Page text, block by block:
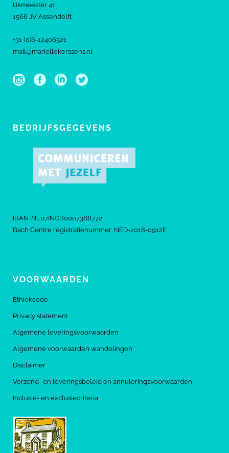
IJkmeester 41
1566 JV Assendelft
+31 (0)6-12406521
mail@mariellekerssens.nl
BEDRIJFSGEGEVENS
IBAN: NL07INGB0007388772
Bach Centre registratienummer: NED-2018-0912E
VOORWAARDEN
Ethiekcode
Privacy statement
Algemene leveringsvoorwaarden
Algemene voorwaarden wandelingen
Disclaimer
Verzend- en leveringsbeleid en annuleringsvoorwaarden
Inclusie- en exclusiecriteria